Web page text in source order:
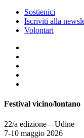
Sostienici
Iscriviti alla
Volontari
Festival vicino/lontano
22/a edizione—Udine
7-10 maggio 2026